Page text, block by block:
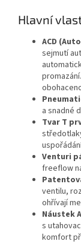
Hlavní
ACD
sejmutí
a snadné
Tvar T
Venturi
freeflow
ventilu,
ohřívají
Náustek
s
komfort